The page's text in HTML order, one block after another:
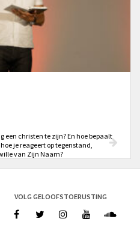
een christen te zijn? En hoe bepaalt
je reageert op tegenstand,
van Zijn Naam?
VOLG GELOOFSTOERUSTING